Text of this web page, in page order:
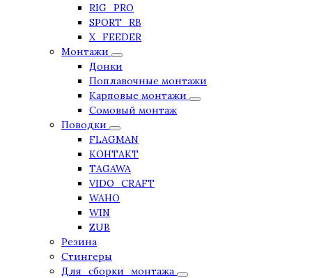
RIG_PRO
SPORT_RB
X_FEEDER
Монтажи
Донки
Поплавочные монтажи
Карповые монтажи
Сомовый монтаж
Поводки
FLAGMAN
КОНТАКТ
TAGAWA
VIDO_CRAFT
WAHO
WIN
ZUB
Резина
Стингеры
Для_сборки_монтажа